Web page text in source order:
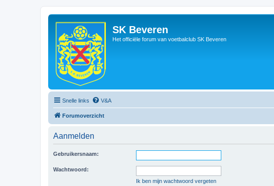
SK Beveren
Het officiële forum van voetbalclub SK Beveren
Snelle links V&A
Forumoverzicht
Aanmelden
Gebruikersnaam:
Wachtwoord:
Ik ben mijn wachtwoord vergeten